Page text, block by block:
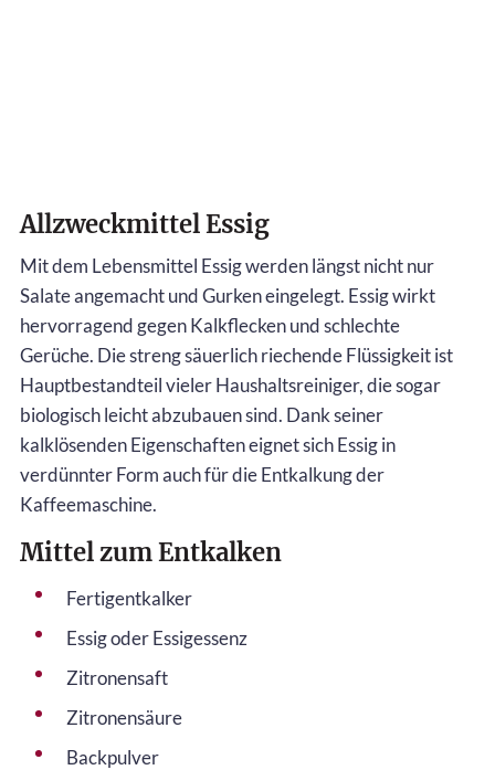
Allzweckmittel Essig
Mit dem Lebensmittel Essig werden längst nicht nur
Salate angemacht und Gurken eingelegt. Essig wirkt
hervorragend gegen Kalkflecken und schlechte
Gerüche. Die streng säuerlich riechende Flüssigkeit ist
Hauptbestandteil vieler Haushaltsreiniger, die sogar
biologisch leicht abzubauen sind. Dank seiner
kalklösenden Eigenschaften eignet sich Essig in
verdünnter Form auch für die Entkalkung der
Kaffeemaschine.
Mittel zum Entkalken
Fertigentkalker
Essig oder Essigessenz
Zitronensaft
Zitronensäure
Backpulver